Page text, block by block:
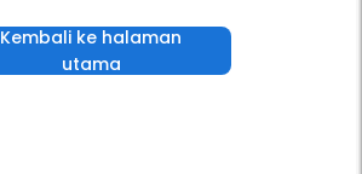
Kembali ke halaman
utama